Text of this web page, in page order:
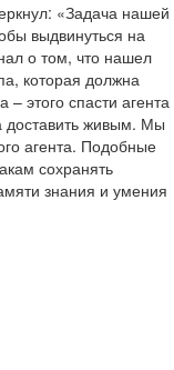
«Задача нашей
выдвинуться на
о том, что нашел
которая должна
этого спасти агента
доставить живым. Мы
агента. Подобные
сохранять
знания и умения